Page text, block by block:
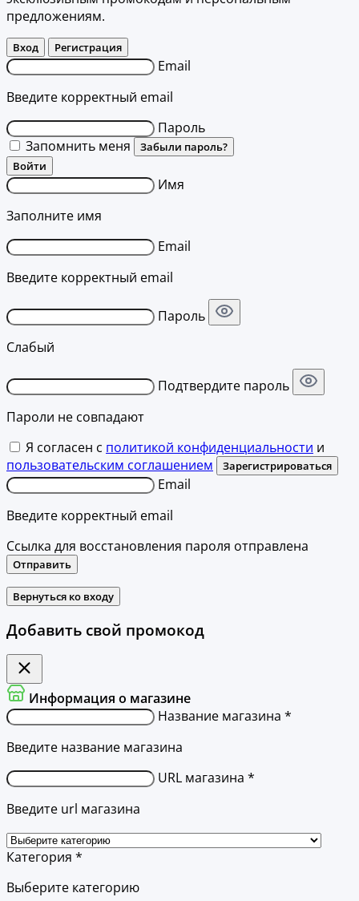
предложениям.
Вход Регистрация
Email
Введите корректный email
Пароль
Запомнить меня
Забыли пароль?
Войти
Имя
Заполните имя
Email
Введите корректный email
Пароль
Слабый
Подтвердите пароль
Пароли не совпадают
Я согласен с политикой конфиденциальности и
пользовательским соглашением
Зарегистрироваться
Email
Введите корректный email
Ссылка для восстановления пароля отправлена
Отправить
Вернуться ко входу
Добавить свой промокод
Информация о магазине
Название магазина *
Введите название магазина
URL магазина *
Введите url магазина
Категория *
Выберите категорию